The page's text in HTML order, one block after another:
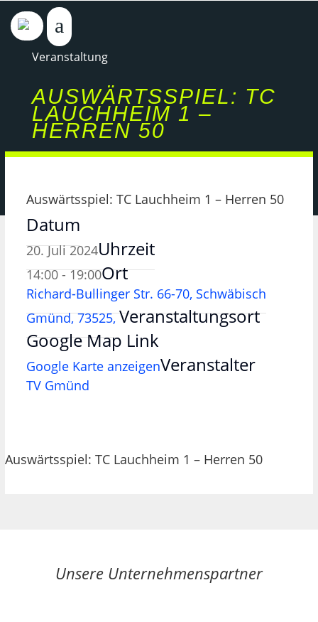
Veranstaltung
AUSWÄRTSSPIEL: TC
LAUCHHEIM 1 –
HERREN 50
Auswärtsspiel: TC Lauchheim 1 – Herren 50
Datum
20. Juli 2024Uhrzeit
14:00 - 19:00Ort
Richard-Bullinger Str. 66-70, Schwäbisch
Gmünd, 73525,Veranstaltungsort
Google Map Link
Google Karte anzeigenVeranstalter
TV Gmünd
Auswärtsspiel: TC Lauchheim 1 – Herren 50
Unsere Unternehmenspartner